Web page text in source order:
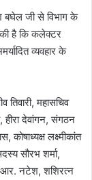
बघेल जी से विभाग के
की है कि कलेक्टर
व्यवहार के
महासचिव
हीरा देवांगन, संगठन
कोषाध्यक्ष लक्ष्मीकांत
सौरभ शर्मा,
आर. नटेश, शशिरत्न